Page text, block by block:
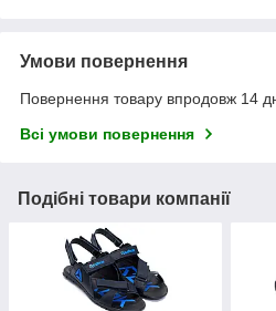
Умови повернення
Повернення товару впродовж 14
Всі умови повернення
Подібні товари компанії